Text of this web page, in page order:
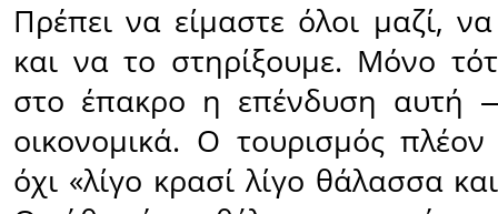
Πρέπει να είμαστε όλοι μαζί,
και να το στηρίξουμε. Μόνο
στο έπακρο η επένδυση αυτή
οικονομικά. Ο τουρισμός πλέον
όχι «λίγο κρασί λίγο θάλασσα